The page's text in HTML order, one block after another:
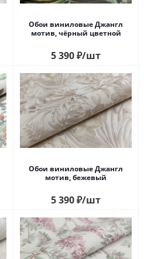
Обои виниловые Джангл
мотив, чёрный цветной
5 390₽/шт
Обои виниловые Джангл
мотив, бежевый
5 390₽/шт